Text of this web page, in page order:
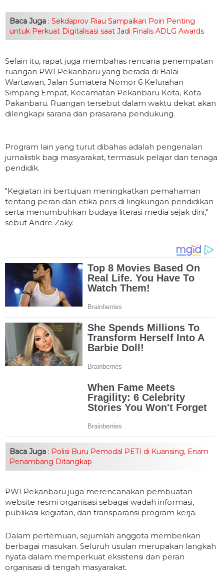
Baca Juga : Sekdaprov Riau Sampaikan Poin Penting
untuk Perkuat Digitalisasi saat Jadi Finalis ADLG Awards
Selain itu, rapat juga membahas rencana penempatan
ruangan PWI Pekanbaru yang berada di Balai
Wartawan, Jalan Sumatera Nomor 6 Kelurahan
Simpang Empat, Kecamatan Pekanbaru Kota, Kota
Pakanbaru. Ruangan tersebut dalam waktu dekat akan
dilengkapi sarana dan prasarana pendukung.
Program lain yang turut dibahas adalah pengenalan
jurnalistik bagi masyarakat, termasuk pelajar dan tenaga
pendidik.
"Kegiatan ini bertujuan meningkatkan pemahaman
tentang peran dan etika pers di lingkungan pendidikan
serta menumbuhkan budaya literasi media sejak dini,"
sebut Andre Zaky.
Baca Juga : Polisi Buru Pemodal PETI di Kuansing, Enam
Penambang Ditangkap
PWI Pekanbaru juga merencanakan pembuatan
website resmi organisasi sebagai wadah informasi,
publikasi kegiatan, dan transparansi program kerja.
Dalam pertemuan, sejumlah anggota memberikan
berbagai masukan. Seluruh usulan merupakan langkah
nyata dalam memperkuat eksistensi dan peran
organisasi di tengah masyarakat.